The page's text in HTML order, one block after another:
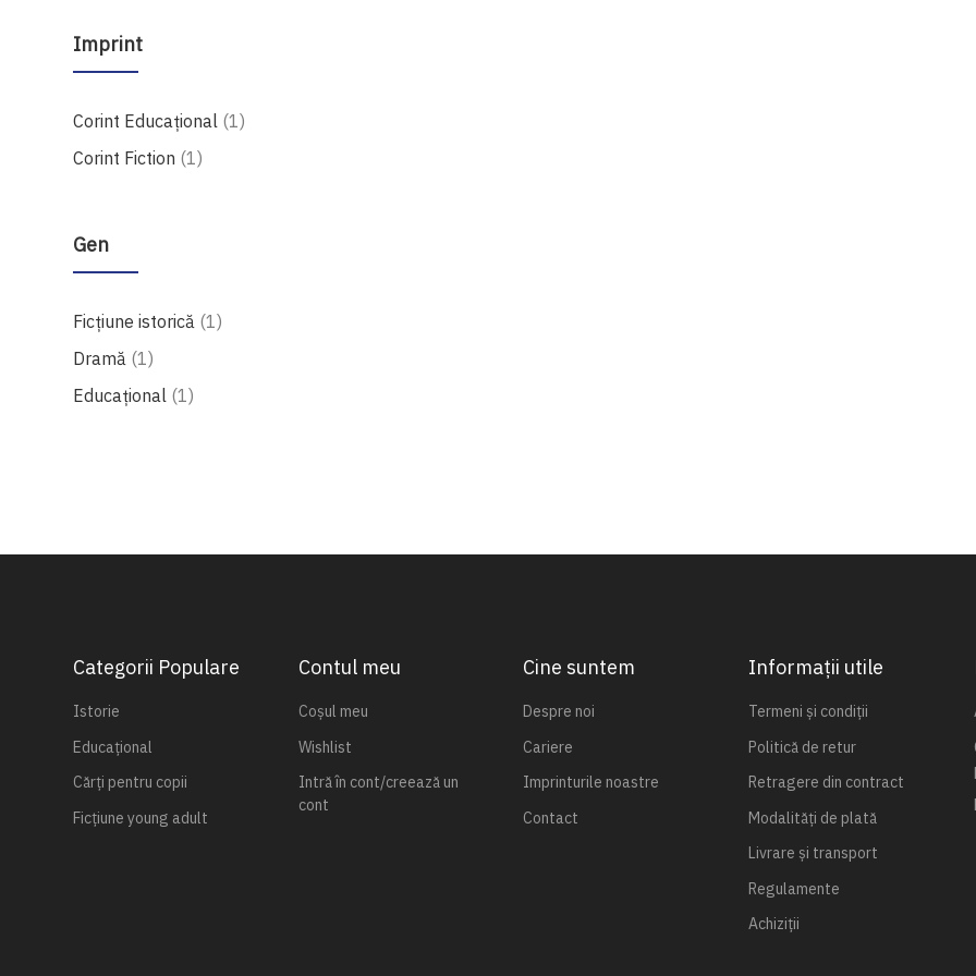
Imprint
Corint Educaţional 1produs
Corint Fiction 1produs
Gen
Ficțiune istorică 1produs
Dramă 1produs
Educațional 1produs
Categorii Populare
Istorie
Educațional
Cărți pentru copii
Ficțiune young adult
Contul meu
Coșul meu
Wishlist
Intră în cont/creează un
cont
Cine suntem
Despre noi
Cariere
Imprinturile noastre
Contact
Informații utile
Termeni și condiții
Politică de retur
Retragere din contract
Modalități de plată
Livrare și transport
Regulamente
Achiziții